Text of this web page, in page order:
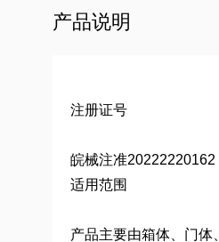
产品说明
注册证号
皖械注准20222220162
适用范围
产品主要由箱体、门体